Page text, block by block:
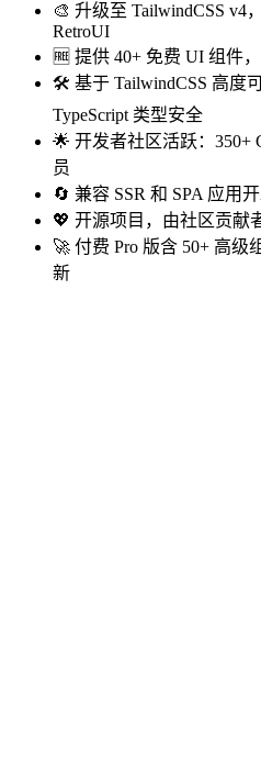
🎨 升级至 TailwindCSS v4
RetroUI
🆓 提供 40+ 免费 UI 组件
🛠️ 基于 TailwindCSS 高度
TypeScript 类型安全
🌟 开发者社区活跃：350+
员
🔄 兼容 SSR 和 SPA 应用
💖 开源项目，由社区贡献
🚀 付费 Pro 版含 50+ 高级
新